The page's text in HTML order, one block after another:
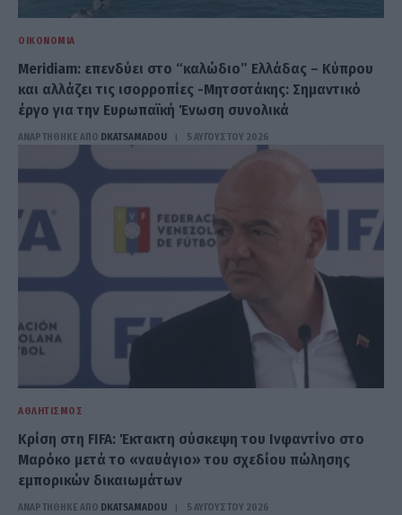
ΟΙΚΟΝΟΜΊΑ
Meridiam: επενδύει στο “καλώδιο” Ελλάδας – Κύπρου
και αλλάζει τις ισορροπίες -Μητσοτάκης: Σημαντικό
έργο για την Ευρωπαϊκή Ένωση συνολικά
ΑΝΑΡΤΗΘΗΚΕ ΑΠΟ DKATSAMADOU 5 ΑΥΓΟΎΣΤΟΥ 2026
ΑΘΛΗΤΙΣΜΌΣ
Κρίση στη FIFA: Έκτακτη σύσκεψη του Ινφαντίνο στο
Μαρόκο μετά το «ναυάγιο» του σχεδίου πώλησης
εμπορικών δικαιωμάτων
ΑΝΑΡΤΗΘΗΚΕ ΑΠΟ DKATSAMADOU 5 ΑΥΓΟΎΣΤΟΥ 2026